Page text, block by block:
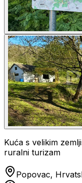
Kuća s velikim
ruralni turizam
Popovac,